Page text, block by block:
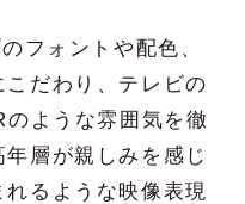
フォントや配色、
だわり、テレビの
ような雰囲気を徹
層が親しみを感じ
るような映像表現